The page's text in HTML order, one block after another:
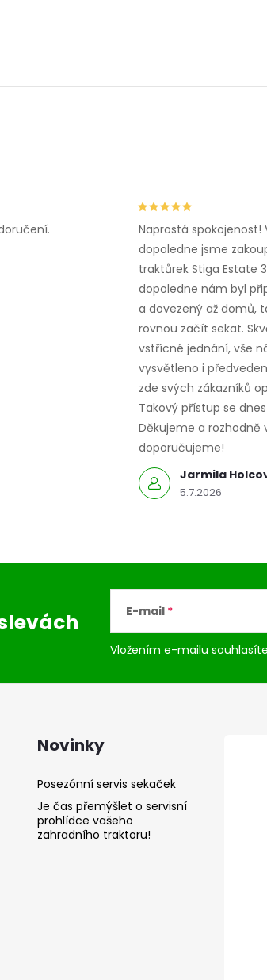
Jarmila
5.7.2026
Naprostá spokojenost!
dopoledne jsme
traktůrek Stiga Estate
dopoledne nám byl
a dovezený až domů,
rovnou začít sekat.
vstřícné jednání, vše
vysvětleno i
zde svých zákazníků
Takový přístup se
Děkujeme a rozhodně
doporučujeme!
E-mail
Vložením e-mailu
Novinky
Posezónní servis sekaček
Je čas přemýšlet o servisní
prohlídce vašeho
zahradního traktoru!